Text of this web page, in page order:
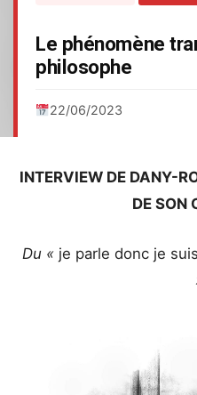
Le phénomène
philosophe
22/06/2023
INTERVIEW DE DANY-
DE SON
Du « je parle donc je suis